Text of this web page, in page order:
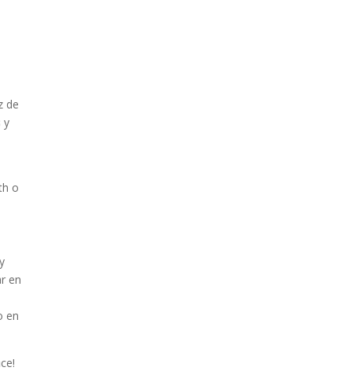
de
y
o
en
en